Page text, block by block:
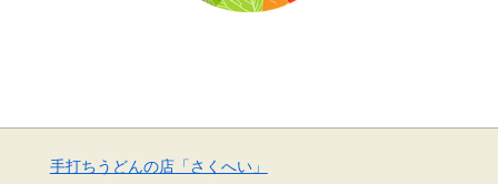
手打ちうどんの店「さくへい」